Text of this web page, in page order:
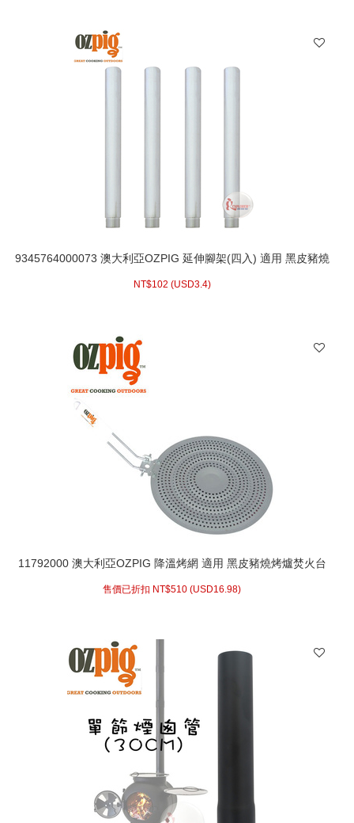
9345764000073 澳大利亞OZPIG 延伸腳架(四入) 適用 黑皮豬燒
NT$102 (USD3.4)
11792000 澳大利亞OZPIG 降溫烤網 適用 黑皮豬燒烤爐焚火台
售價已折扣 NT$510 (USD16.98)